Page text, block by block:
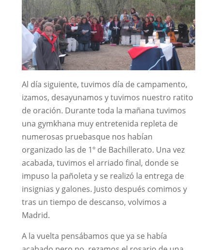
Al día siguiente, tuvimos día de campamento,
izamos, desayunamos y tuvimos nuestro ratito
de oración. Durante toda la mañana tuvimos
una gymkhana muy entretenida repleta de
numerosas pruebasque nos habían
organizado las de 1º de Bachillerato. Una vez
acabada, tuvimos el arriado final, donde se
impuso la pañoleta y se realizó la entrega de
insignias y galones. Justo después comimos y
tras un tiempo de descanso, volvimos a
Madrid.
A la vuelta pensábamos que ya se había